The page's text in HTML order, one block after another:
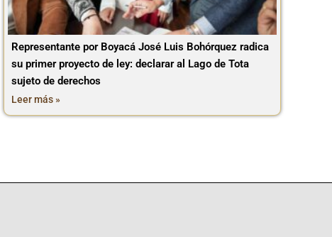
Representante por Boyacá José Luis Bohórquez radica
su primer proyecto de ley: declarar al Lago de Tota
sujeto de derechos
Leer más »